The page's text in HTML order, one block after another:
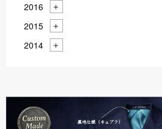
2016
2015
2014